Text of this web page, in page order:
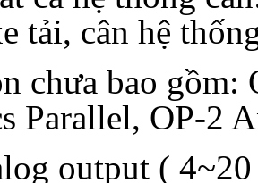
tải, cân hệ
chưa bao gồm:
Parallel, OP-2
output (